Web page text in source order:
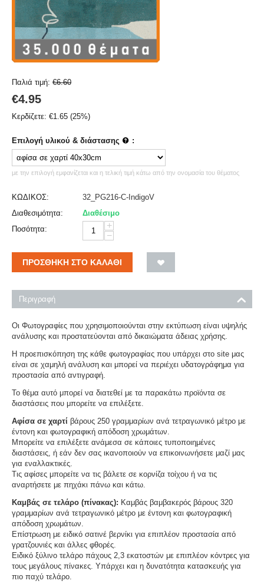
Παλιά τιμή: €6.60
€4.95
Κερδίζετε: €1.65 (25%)
Επιλογή υλικού & διάστασης :
με την επιλογή εμφανίζεται και η τελική τιμή κάτω από την ονομασία του θέματος
ΚΩΔΙΚΟΣ:
32_PG216-C-IndigoV
Διαθεσιμότητα:
Διαθέσιμο
Ποσότητα:
+
−
ΠΡΟΣΘΉΚΗ ΣΤΟ ΚΑΛΆΘΙ
Περιγραφή
Οι Φωτογραφίες που χρησιμοποιούνται στην εκτύπωση είναι υψηλής
ανάλυσης και προστατεύονται από δικαιώματα άδειας χρήσης.
Η προεπισκόπηση της κάθε φωτογραφίας που υπάρχει στο site μας
είναι σε χαμηλή ανάλυση και μπορεί να περιέχει υδατογράφημα για
προστασία από αντιγραφή.
Το θέμα αυτό μπορεί να διατεθεί με τα παρακάτω προϊόντα σε
διαστάσεις που μπορείτε να επιλέξετε.
Αφίσα σε χαρτί βάρους 250 γραμμαρίων ανά τετραγωνικό μέτρο με
έντονη και φωτογραφική απόδοση χρωμάτων.
Μπορείτε να επιλέξετε ανάμεσα σε κάποιες τυποποιημένες
διαστάσεις, ή εάν δεν σας ικανοποιούν να επικοινωνήσετε μαζί μας
για εναλλακτικές.
Τις αφίσες μπορείτε να τις βάλετε σε κορνίζα τοίχου ή να τις
αναρτήσετε με πηχάκι πάνω και κάτω.
Καμβάς σε τελάρο (πίνακας): Καμβάς βαμβακερός βάρους 320
γραμμαρίων ανά τετραγωνικό μέτρο με έντονη και φωτογραφική
απόδοση χρωμάτων.
Επίστρωση με ειδικό σατινέ βερνίκι για επιπλέον προστασία από
γρατζουνιές και άλλες φθορές.
Ειδικό ξύλινο τελάρο πάχους 2,3 εκατοστών με επιπλέον κόντρες για
τους μεγάλους πίνακες. Υπάρχει και η δυνατότητα κατασκευής για
πιο παχύ τελάρο.